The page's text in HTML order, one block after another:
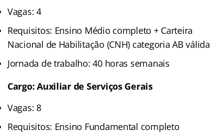
Vagas: 4
Requisitos: Ensino Médio completo + Carteira
Nacional de Habilitação (CNH) categoria AB válida
Jornada de trabalho: 40 horas semanais
Cargo: Auxiliar de Serviços Gerais
Vagas: 8
Requisitos: Ensino Fundamental completo